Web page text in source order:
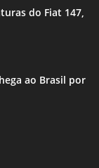
do Fiat 147,
ao Brasil por